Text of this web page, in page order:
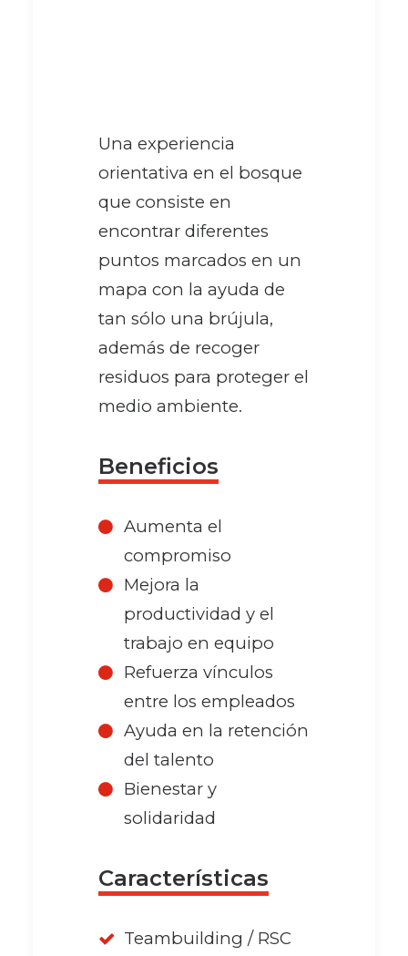
Una experiencia
orientativa en el bosque
que consiste en
encontrar diferentes
puntos marcados en un
mapa con la ayuda de
tan sólo una brújula,
además de recoger
residuos para proteger el
medio ambiente.
Beneficios
Aumenta el
compromiso
Mejora la
productividad y el
trabajo en equipo
Refuerza vínculos
entre los empleados
Ayuda en la retención
del talento
Bienestar y
solidaridad
Características
Teambuilding / RSC